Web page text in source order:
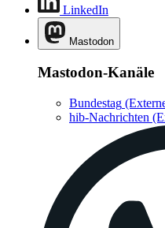
LinkedIn
Mastodon
Mastodon-Kanäle
Bundestag
hib-Nachrichten